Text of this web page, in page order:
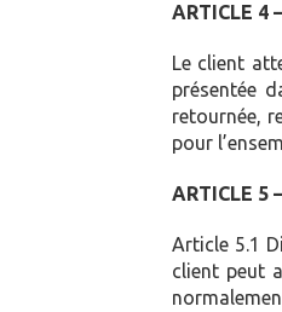
ARTICLE 4
Le client
présentée
retournée,
pour
ARTICLE 5
Article 5.1
client peut